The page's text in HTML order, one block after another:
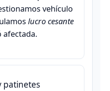
vehículo
lucro cesante
afectada.
patinetes